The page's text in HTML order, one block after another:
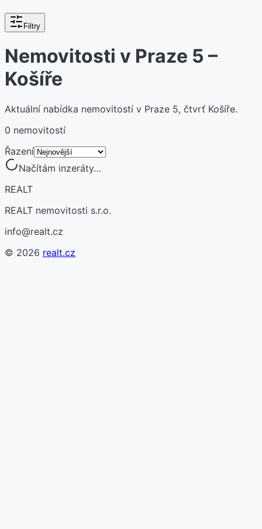
Filtry
Nemovitosti v Praze 5 –
Košíře
Aktuální nabídka nemovitostí v Praze 5, čtvrť Košíře.
0 nemovitostí
Řazení
Načítám inzeráty…
REALT
REALT nemovitosti s.r.o.
info@realt.cz
© 2026 realt.cz